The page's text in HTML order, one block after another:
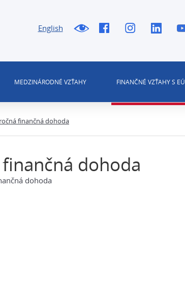
English
MEDZINÁRODNÉ VZŤAHY FINANČNÉ VZŤAHY S EÚ
finančná dohoda
dohoda
dohoda